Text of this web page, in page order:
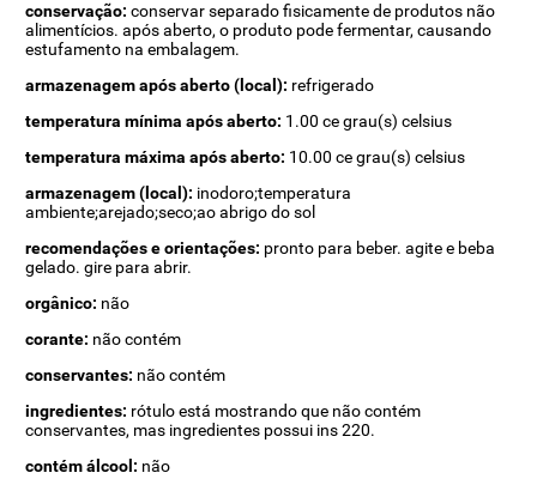
conservação: conservar separado fisicamente de produtos não
alimentícios. após aberto, o produto pode fermentar, causando
estufamento na embalagem.
armazenagem após aberto (local): refrigerado
temperatura mínima após aberto: 1.00 ce grau(s) celsius
temperatura máxima após aberto: 10.00 ce grau(s) celsius
armazenagem (local): inodoro;temperatura
ambiente;arejado;seco;ao abrigo do sol
recomendações e orientações: pronto para beber. agite e beba
gelado. gire para abrir.
orgânico: não
corante: não contém
conservantes: não contém
ingredientes: rótulo está mostrando que não contém
conservantes, mas ingredientes possui ins 220.
contém álcool: não